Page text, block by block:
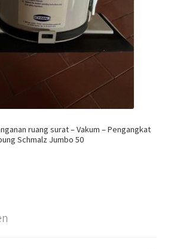
ruang surat – Vakum – Pengangkat
Schmalz Jumbo 50